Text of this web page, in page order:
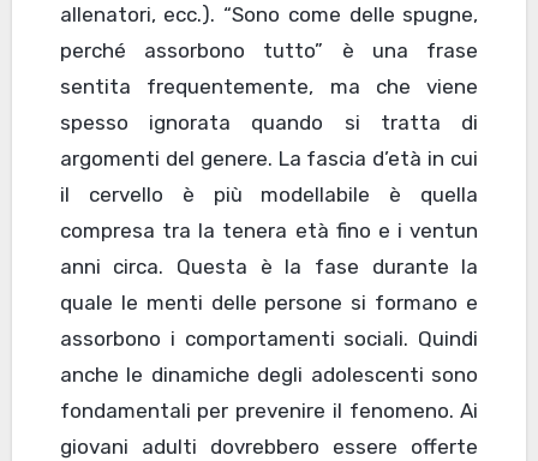
allenatori, ecc.). “Sono come delle spugne,
perché assorbono tutto” è una frase
sentita frequentemente, ma che viene
spesso ignorata quando si tratta di
argomenti del genere. La fascia d’età in cui
il cervello è più modellabile è quella
compresa tra la tenera età fino e i ventun
anni circa. Questa è la fase durante la
quale le menti delle persone si formano e
assorbono i comportamenti sociali. Quindi
anche le dinamiche degli adolescenti sono
fondamentali per prevenire il fenomeno. Ai
giovani adulti dovrebbero essere offerte